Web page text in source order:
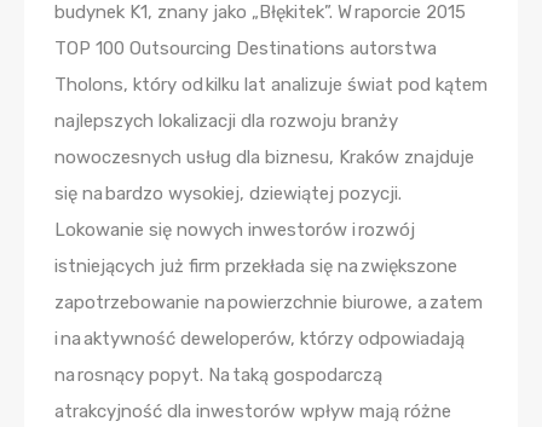
budynek K1, znany jako „Błękitek”. W raporcie 2015
TOP 100 Outsourcing Destinations autorstwa
Tholons, który od kilku lat analizuje świat pod kątem
najlepszych lokalizacji dla rozwoju branży
nowoczesnych usług dla biznesu, Kraków znajduje
się na bardzo wysokiej, dziewiątej pozycji.
Lokowanie się nowych inwestorów i rozwój
istniejących już firm przekłada się na zwiększone
zapotrzebowanie na powierzchnie biurowe, a zatem
i na aktywność deweloperów, którzy odpowiadają
na rosnący popyt. Na taką gospodarczą
atrakcyjność dla inwestorów wpływ mają różne